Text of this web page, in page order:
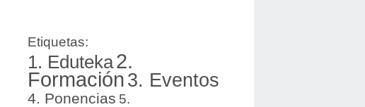
Etiquetas:
1. Eduteka2.
Formación 3. Eventos
4. Ponencias 5.